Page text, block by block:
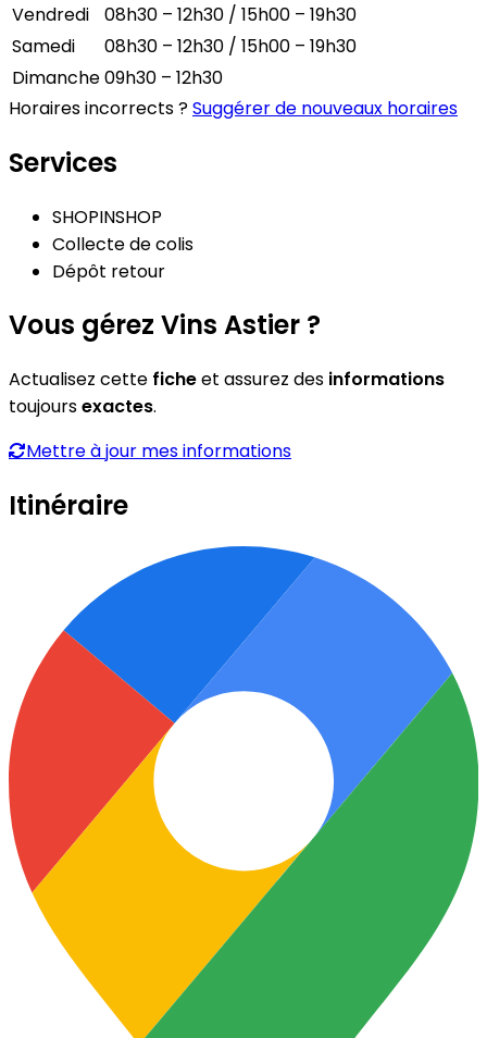
Vendredi
08h30 – 12h30 / 15h00 – 19h30
Samedi
08h30 – 12h30 / 15h00 – 19h30
Dimanche09h30 – 12h30
Horaires incorrects ?Suggérer de nouveaux horaires
Services
SHOPINSHOP
Collecte de colis
Dépôt retour
Vous gérez Vins Astier ?
Actualisez cette ficheet assurez des informations
toujoursexactes.
Mettre à jour mes informations
Itinéraire